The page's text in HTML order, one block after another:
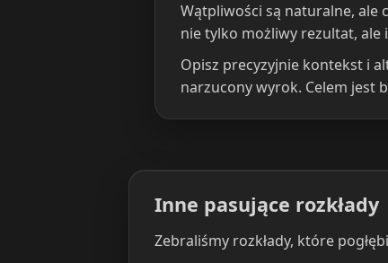
Wątpliwości są naturalne, ale
nie tylko możliwy rezultat,
Opisz precyzyjnie kontekst i
narzucony wyrok. Celem jest
Inne pasujące rozkłady
Zebraliśmy rozkłady, które